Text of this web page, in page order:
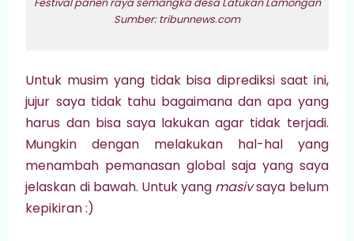
Festival panen raya semangka desa Latukan Lamongan
Sumber: tribunnews.com
Untuk musim yang tidak bisa diprediksi saat ini,
jujur saya tidak tahu bagaimana dan apa yang
harus dan bisa saya lakukan agar tidak terjadi.
Mungkin dengan melakukan hal-hal yang
menambah pemanasan global saja yang saya
jelaskan di bawah. Untuk yang masivsaya belum
kepikiran :)